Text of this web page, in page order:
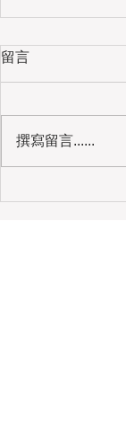
留言
撰寫留言......